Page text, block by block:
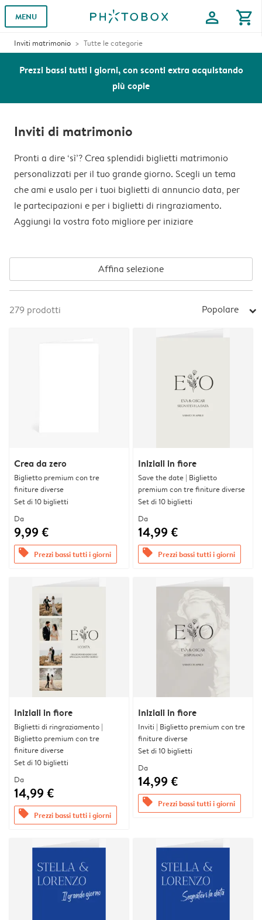
MENU profile shopping_cart
Inviti matrimonio Tutte le categorie
Prezzi bassi tutti i giorni, con sconti extra acquistando
più copie
Inviti di matrimonio
Pronti a dire ‘sì’? Crea splendidi biglietti matrimonio
personalizzati per il tuo grande giorno. Scegli un tema
che ami e usalo per i tuoi biglietti di annuncio data, per
le partecipazioni e per i biglietti di ringraziamento.
Aggiungi la vostra foto migliore per iniziare
Affina selezione
279 prodotti Popolare arrow_right
Crea da zero
Biglietto premium con tre
finiture diverse
Set di 10 biglietti
Da
9,99 €
offers Prezzi bassi tutti i giorni
Iniziali in fiore
Save the date | Biglietto
premium con tre finiture diverse
Set di 10 biglietti
Da
14,99 €
offers Prezzi bassi tutti i giorni
Iniziali in fiore
Biglietti di ringraziamento |
Biglietto premium con tre
finiture diverse
Set di 10 biglietti
Da
14,99 €
offers Prezzi bassi tutti i giorni
Iniziali in fiore
Inviti | Biglietto premium con tre
finiture diverse
Set di 10 biglietti
Da
14,99 €
offers Prezzi bassi tutti i giorni